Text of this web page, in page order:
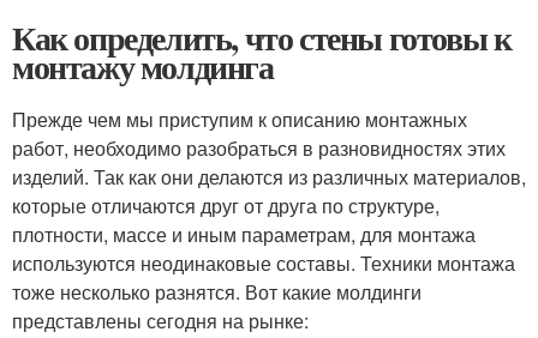
Как определить, что стены готовы к
монтажу молдинга
Прежде чем мы приступим к описанию монтажных
работ, необходимо разобраться в разновидностях этих
изделий. Так как они делаются из различных материалов,
которые отличаются друг от друга по структуре,
плотности, массе и иным параметрам, для монтажа
используются неодинаковые составы. Техники монтажа
тоже несколько разнятся. Вот какие молдинги
представлены сегодня на рынке: